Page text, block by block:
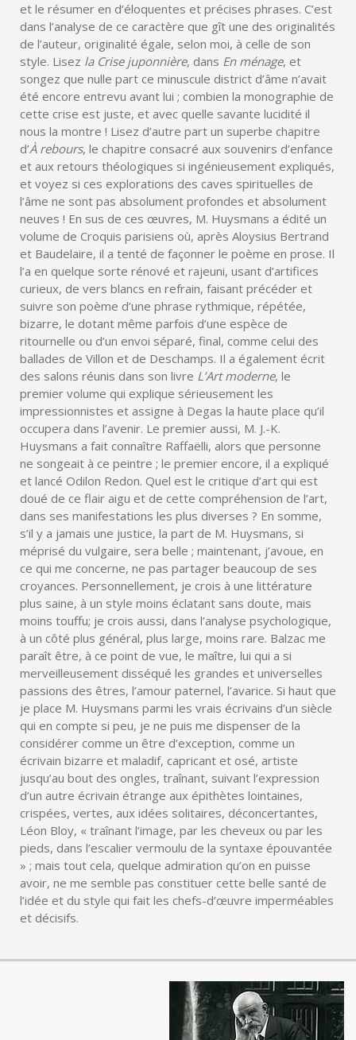
et le résumer en d’éloquentes et précises phrases. C’est
dans l’analyse de ce caractère que gît une des originalités
de l’auteur, originalité égale, selon moi, à celle de son
style. Lisez la Crise juponnière, dans En ménage, et
songez que nulle part ce minuscule district d’âme n’avait
été encore entrevu avant lui ; combien la monographie de
cette crise est juste, et avec quelle savante lucidité il
nous la montre ! Lisez d’autre part un superbe chapitre
d’À rebours, le chapitre consacré aux souvenirs d’enfance
et aux retours théologiques si ingénieusement expliqués,
et voyez si ces explorations des caves spirituelles de
l’âme ne sont pas absolument profondes et absolument
neuves ! En sus de ces œuvres, M. Huysmans a édité un
volume de Croquis parisiens où, après Aloysius Bertrand
et Baudelaire, il a tenté de façonner le poème en prose. Il
l’a en quelque sorte rénové et rajeuni, usant d’artifices
curieux, de vers blancs en refrain, faisant précéder et
suivre son poème d’une phrase rythmique, répétée,
bizarre, le dotant même parfois d’une espèce de
ritournelle ou d’un envoi séparé, final, comme celui des
ballades de Villon et de Deschamps. Il a également écrit
des salons réunis dans son livre L’Art moderne, le
premier volume qui explique sérieusement les
impressionnistes et assigne à Degas la haute place qu’il
occupera dans l’avenir. Le premier aussi, M. J.-K.
Huysmans a fait connaître Raffaëlli, alors que personne
ne songeait à ce peintre ; le premier encore, il a expliqué
et lancé Odilon Redon. Quel est le critique d’art qui est
doué de ce flair aigu et de cette compréhension de l’art,
dans ses manifestations les plus diverses ? En somme,
s’il y a jamais une justice, la part de M. Huysmans, si
méprisé du vulgaire, sera belle ; maintenant, j’avoue, en
ce qui me concerne, ne pas partager beaucoup de ses
croyances. Personnellement, je crois à une littérature
plus saine, à un style moins éclatant sans doute, mais
moins touffu; je crois aussi, dans l’analyse psychologique,
à un côté plus général, plus large, moins rare. Balzac me
paraît être, à ce point de vue, le maître, lui qui a si
merveilleusement disséqué les grandes et universelles
passions des êtres, l’amour paternel, l’avarice. Si haut que
je place M. Huysmans parmi les vrais écrivains d’un siècle
qui en compte si peu, je ne puis me dispenser de la
considérer comme un être d’exception, comme un
écrivain bizarre et maladif, capricant et osé, artiste
jusqu’au bout des ongles, traînant, suivant l’expression
d’un autre écrivain étrange aux épithètes lointaines,
crispées, vertes, aux idées solitaires, déconcertantes,
Léon Bloy, « traînant l’image, par les cheveux ou par les
pieds, dans l’escalier vermoulu de la syntaxe épouvantée
» ; mais tout cela, quelque admiration qu’on en puisse
avoir, ne me semble pas constituer cette belle santé de
l’idée et du style qui fait les chefs-d’œuvre imperméables
et décisifs.